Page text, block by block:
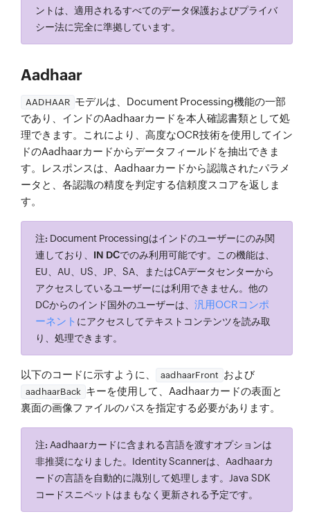
ントは、適用されるすべてのデータ保護およびプライバ
シー法に完全に準拠しています。
Aadhaar
AADHAAR モデルは、Document Processing機能の一部
であり、インドのAadhaarカードを本人確認書類として処
理できます。これにより、高度なOCR技術を使用してイン
ドのAadhaarカードからデータフィールドを抽出できま
す。レスポンスは、Aadhaarカードから認識されたパラメ
ータと、各認識の精度を判定する信頼度スコアを返しま
す。
注: Document Processingはインドのユーザーにのみ関
連しており、 IN DCでのみ利用可能です。この機能は、
EU、AU、US、JP、SA、またはCAデータセンターから
アクセスしているユーザーには利用できません。他の
DCからのインド国外のユーザーは、 汎用OCRコンポ
ーネント にアクセスしてテキストコンテンツを読み取
り、処理できます。
以下のコードに示すように、 aadhaarFront および
aadhaarBack キーを使用して、Aadhaarカードの表面と
裏面の画像ファイルのパスを指定する必要があります。
注: Aadhaarカードに含まれる言語を渡すオプションは
非推奨になりました。Identity Scannerは、Aadhaarカ
ードの言語を自動的に識別して処理します。Java SDK
コードスニペットはまもなく更新される予定です。